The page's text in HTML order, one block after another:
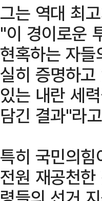
그는 역대 최
"이 경이로운
현혹하는 자
실히 증명하
있는 내란 세
담긴 결과"라
특히 국민의
전원 재공천